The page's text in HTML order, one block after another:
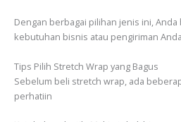
Dengan berbagai pilihan jenis ini, Anda
kebutuhan bisnis atau pengiriman
Tips Pilih Stretch Wrap yang Bagus
Sebelum beli stretch wrap, ada
perhatiin